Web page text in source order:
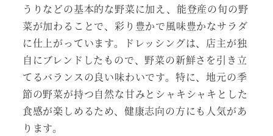
うりなどの基本的な野菜に加え、能登産の旬の野
菜が加わることで、彩り豊かで風味豊かなサラダ
に仕上がっています。ドレッシングは、店主が独
自にブレンドしたもので、野菜の新鮮さを引き立
てるバランスの良い味わいです。特に、地元の季
節の野菜が持つ自然な甘みとシャキシャキとした
食感が楽しめるため、健康志向の方にも人気があ
ります。